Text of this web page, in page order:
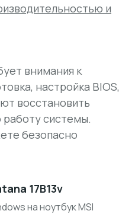
и
внимания к
настройка BIOS,
восстановить
работу системы.
безопасно
17B13v
на ноутбук MSI